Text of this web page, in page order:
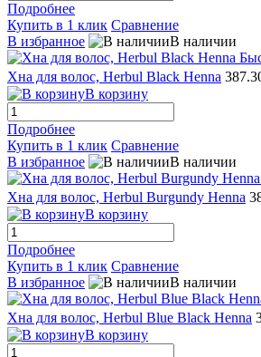
Подробнее
Купить в 1 клик Сравнение
В избранное
В наличии
Хна для волос, Herbul Black Henna
В корзину
Подробнее
Купить в 1 клик Сравнение
В избранное
В наличии
Хна для волос, Herbul Burgundy Henna
В корзину
Подробнее
Купить в 1 клик Сравнение
В избранное
В наличии
Хна для волос, Herbul Blue Black Henna
В корзину